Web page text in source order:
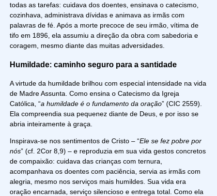
todas as tarefas: cuidava dos doentes, ensinava o catecismo,
cozinhava, administrava dívidas e animava as irmãs com
palavras de fé. Após a morte precoce de seu irmão, vítima de
tifo em 1896, ela assumiu a direção da obra com sabedoria e
coragem, mesmo diante das muitas adversidades.
Humildade: caminho seguro para a santidade
A virtude da humildade brilhou com especial intensidade na vida
de Madre Assunta. Como ensina o Catecismo da Igreja
Católica, “a humildade é o fundamento da oração” (CIC 2559).
Ela compreendia sua pequenez diante de Deus, e por isso se
abria inteiramente à graça.
Inspirava-se nos sentimentos de Cristo – “Ele se fez pobre por
nós” (cf. 2Cor 8,9) – e reproduzia em sua vida gestos concretos
de compaixão: cuidava das crianças com ternura,
acompanhava os doentes com paciência, servia as irmãs com
alegria, mesmo nos serviços mais humildes. Sua vida era
oração encarnada, serviço silencioso e entrega total. Como ela